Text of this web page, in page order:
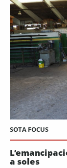
SOTA FOCUS
a soles